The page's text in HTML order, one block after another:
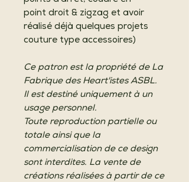
point droit & zigzag et avoir
réalisé déjà quelques projets
couture type accessoires)
Ce patron est la propriété de La
Fabrique des Heart'istes ASBL.
Il est destiné uniquement à un
usage personnel.
Toute reproduction partielle ou
totale ainsi que la
commercialisation de ce design
sont interdites. La vente de
créations réalisées à partir de ce